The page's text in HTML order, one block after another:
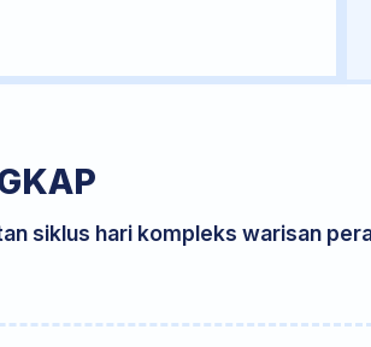
siklus hari kompleks warisan